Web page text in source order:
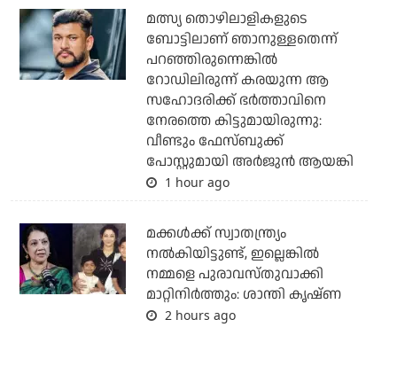
മത്സ്യ തൊഴിലാളികളുടെ
ബോട്ടിലാണ് ഞാനുള്ളതെന്ന്
പറഞ്ഞിരുന്നെങ്കില്‍
റോഡിലിരുന്ന് കരയുന്ന ആ
സഹോദരിക്ക് ഭര്‍ത്താവിനെ
നേരത്തെ കിട്ടുമായിരുന്നു:
വീണ്ടും ഫേസ്ബുക്ക്
പോസ്റ്റുമായി അര്‍ജുന്‍ ആയങ്കി
1 hour ago
മക്കൾക്ക് സ്വാതന്ത്ര്യം
നൽകിയിട്ടുണ്ട്, ഇല്ലെങ്കിൽ
നമ്മളെ പുരാവസ്തുവാക്കി
മാറ്റിനിർത്തും: ശാന്തി കൃഷ്ണ
2 hours ago